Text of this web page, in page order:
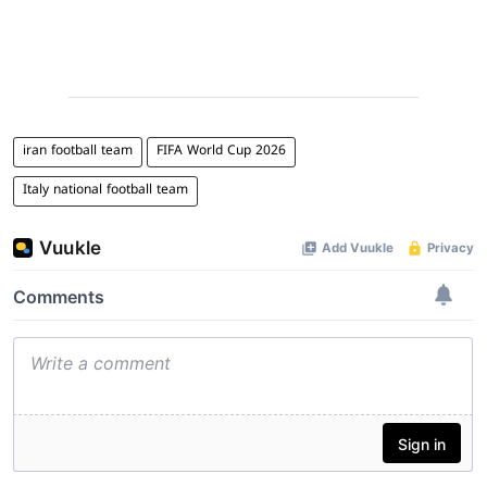
iran football team FIFA World Cup 2026
Italy national football team